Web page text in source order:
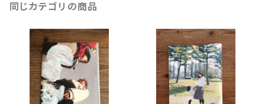
同じカテゴリの商品